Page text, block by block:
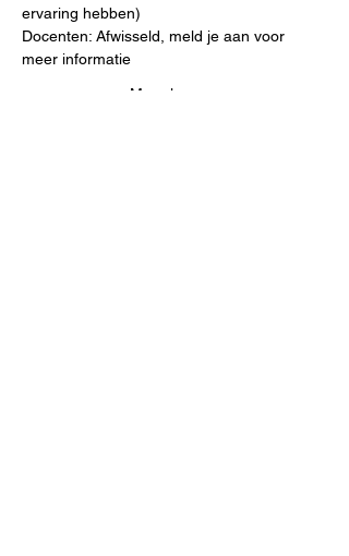
ervaring hebben)
Docenten: Afwisseld, meld je aan voor
meer informatie
Meer lezen >